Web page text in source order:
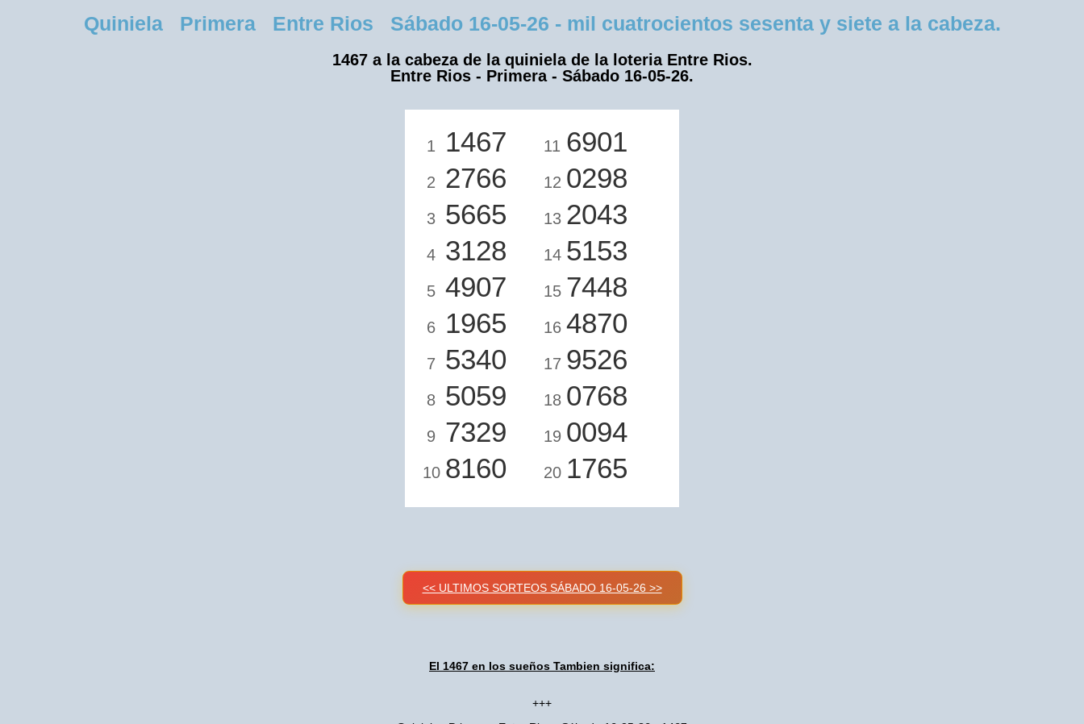
Quiniela Primera Entre Rios Sábado 16-05-26 - mil cuatrocientos sesenta y siete a la cabeza.
1467 a la cabeza de la quiniela de la loteria Entre Rios.
Entre Rios - Primera - Sábado 16-05-26.
1 1467
2 2766
3 5665
4 3128
5 4907
6 1965
7 5340
8 5059
9 7329
10 8160
11 6901
12 0298
13 2043
14 5153
15 7448
16 4870
17 9526
18 0768
19 0094
20 1765
<< ULTIMOS SORTEOS SÁBADO 16-05-26 >>
El 1467 en los sueños Tambien significa:
+++